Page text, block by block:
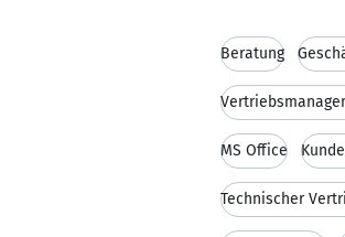
Beratung
MS Office
Technischer